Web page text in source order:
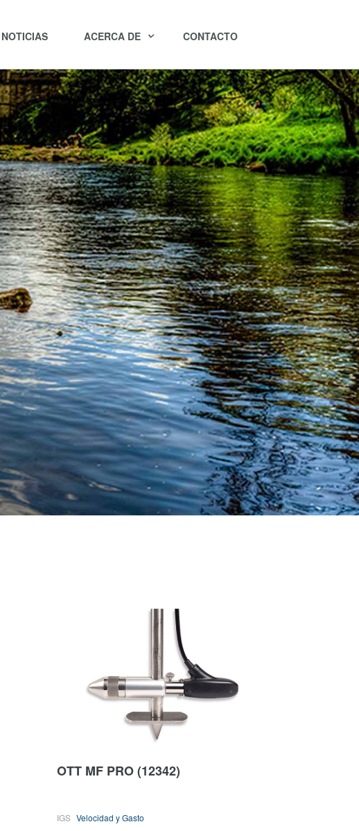
NOTICIAS ACERCA DE CONTACTO
OTT MF PRO(12342)
IGS Velocidad y Gasto